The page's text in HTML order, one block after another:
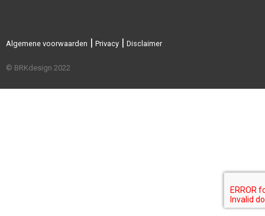
Algemene voorwaarden | Privacy | Disclaimer
© BRKdesign 2022